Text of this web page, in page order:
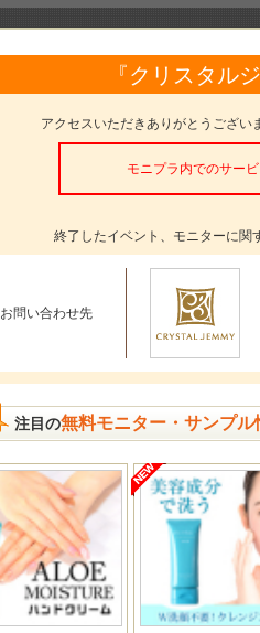
『クリスタル
アクセスいただきありがとうござい
モニプラ内でのサー
終了したイベント、モニターに関
お問い合わせ先
注目の無料モニター・サンプル